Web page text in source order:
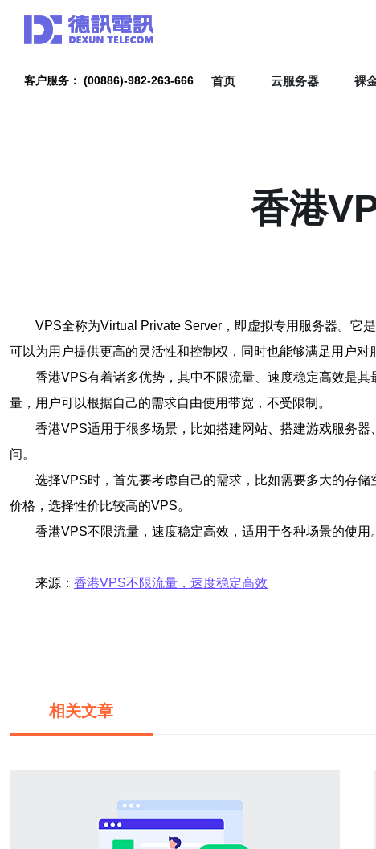
客户服务： (00886)-982-263-666 首页 云服务器 裸
香港
VPS全称为Virtual Private Server，即虚拟专用服务器。它
可以为用户提供更高的灵活性和控制权，同时也能够满足用户对
香港VPS有着诸多优势，其中不限流量、速度稳定高效是
量，用户可以根据自己的需求自由使用带宽，不受限制。
香港VPS适用于很多场景，比如搭建网站、搭建游戏服务
问。
选择VPS时，首先要考虑自己的需求，比如需要多大的存
价格，选择性价比较高的VPS。
香港VPS不限流量，速度稳定高效，适用于各种场景的使
来源： 香港VPS不限流量，速度稳定高效
相关文章